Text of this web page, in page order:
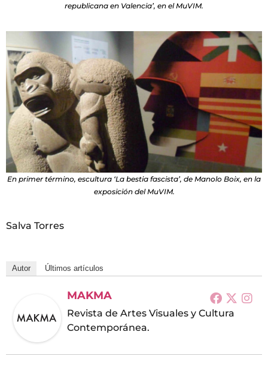
republicana en Valencia’, en el MuVIM.
En primer término, escultura ‘La bestia fascista’, de Manolo Boix, en la
exposición del MuVIM.
Salva Torres
Autor Últimos artículos
MAKMA
Revista de Artes Visuales y Cultura
Contemporánea.